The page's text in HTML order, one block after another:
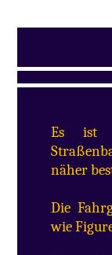
Es ist
näher
Die
wie